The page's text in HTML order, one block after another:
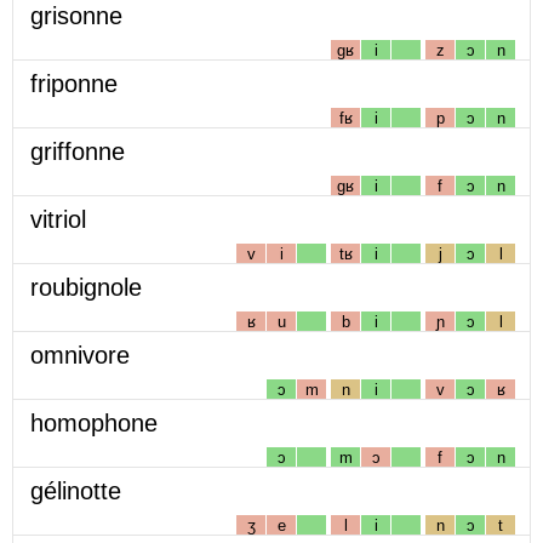
grisonne
gʁ i z ɔ n
friponne
fʁ i p ɔ n
griffonne
gʁ i f ɔ n
vitriol
v i tʁ i j ɔ l
roubignole
ʁ u b i ɲ ɔ l
omnivore
ɔ m n i v ɔ ʁ
homophone
ɔ m ɔ f ɔ n
gélinotte
ʒ e l i n ɔ t